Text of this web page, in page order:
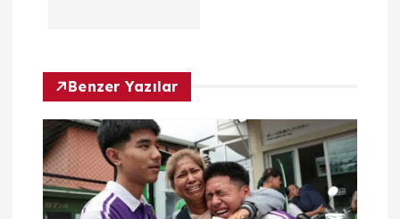
Benzer Yazılar